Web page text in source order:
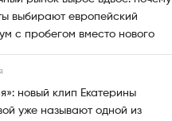
выбирают европейский
с пробегом вместо нового
новый клип Екатерины
уже называют одной из